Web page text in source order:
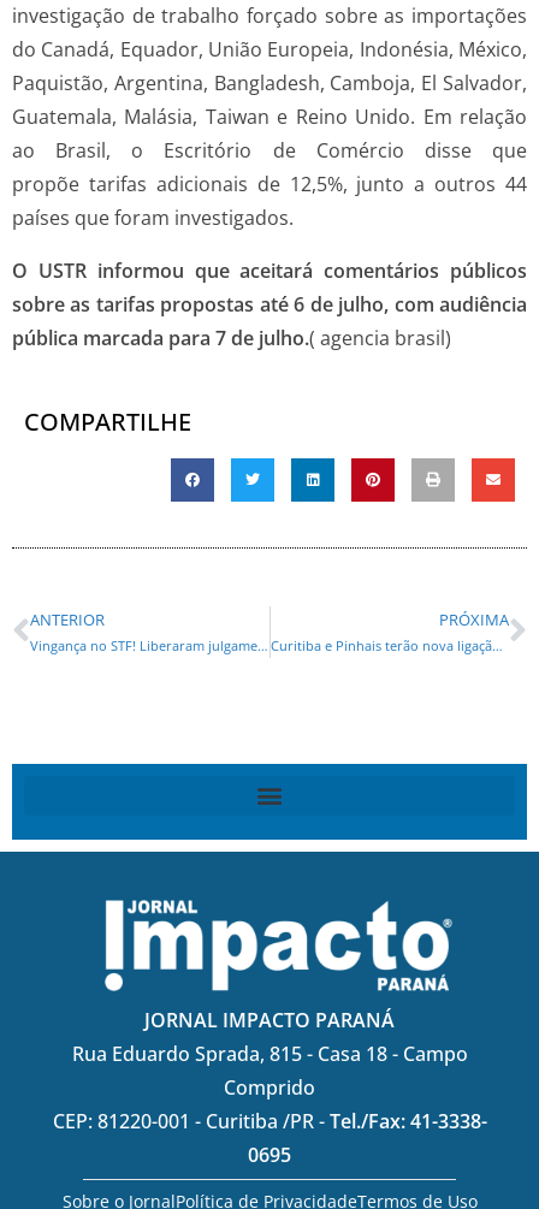
investigação de trabalho forçado sobre as importações
do Canadá, Equador, União Europeia, Indonésia, México,
Paquistão, Argentina, Bangladesh, Camboja, El Salvador,
Guatemala, Malásia, Taiwan e Reino Unido. Em relação
ao Brasil, o Escritório de Comércio disse que
propõe tarifas adicionais de 12,5%, junto a outros 44
países que foram investigados.
O USTR informou que aceitará comentários públicos
sobre as tarifas propostas até 6 de julho, com audiência
pública marcada para 7 de julho.( agencia brasil)
COMPARTILHE
ANTERIOR
Vingança no STF! Liberaram julgamento do processo contra Eduardo Bolsonaro após o tarifação de Trump
PRÓXIMA
Curitiba e Pinhais terão nova ligação pela Avenida Prefeito Maurício Fruet, no Cajuru
JORNAL IMPACTO PARANÁ
Rua Eduardo Sprada, 815 - Casa 18 - Campo
Comprido
CEP: 81220-001 - Curitiba /PR -Tel./Fax: 41-3338-
0695
Sobre o JornalPolítica de PrivacidadeTermos de Uso